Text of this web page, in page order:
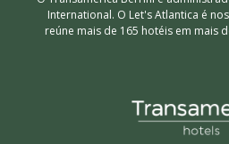
International. O Let's Atlantica é
reúne mais de 165 hotéis em mais